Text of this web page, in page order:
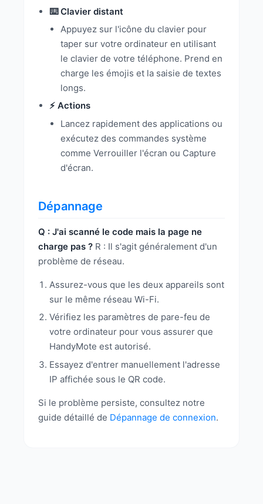
⌨️ Clavier distant
Appuyez sur l'icône du clavier pour
taper sur votre ordinateur en utilisant
le clavier de votre téléphone. Prend en
charge les émojis et la saisie de textes
longs.
⚡ Actions
Lancez rapidement des applications ou
exécutez des commandes système
comme Verrouiller l'écran ou Capture
d'écran.
Dépannage
Q : J'ai scanné le code mais la page ne
charge pas ? R : Il s'agit généralement d'un
problème de réseau.
Assurez-vous que les deux appareils sont
sur le même réseau Wi-Fi.
Vérifiez les paramètres de pare-feu de
votre ordinateur pour vous assurer que
HandyMote est autorisé.
Essayez d'entrer manuellement l'adresse
IP affichée sous le QR code.
Si le problème persiste, consultez notre
guide détaillé de Dépannage de connexion.